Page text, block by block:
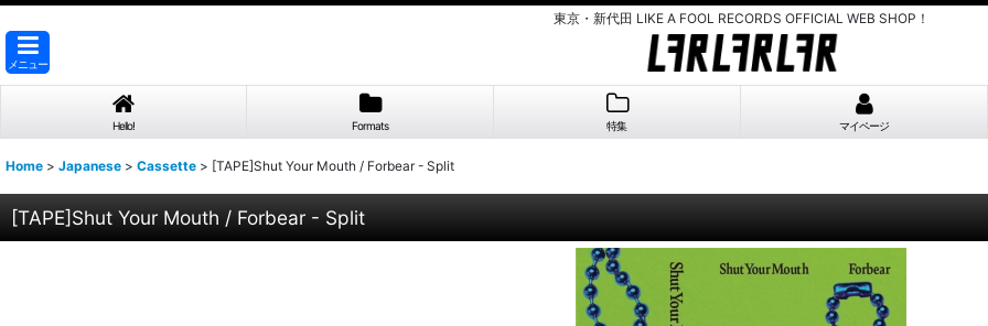
東京・新代田 LIKE A FOOL RECORDS OFFICIAL WEB SHOP！
メニュー
Hello! Formats 特集 マイページ
Home > Japanese > Cassette > [TAPE]Shut Your Mouth / Forbear - Split
[TAPE]Shut Your Mouth / Forbear - Split